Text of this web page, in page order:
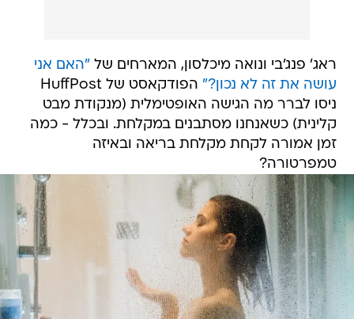
ראג' פנג'בי ונואה מיכלסון, המארחים של "האם אני
עושה את זה לא נכון?"
הפודקאסט של HuffPost
ניסו לברר מה הגישה האופטימלית (מנקודת מבט
קלינית) כשאנחנו מסתבנים במקלחת. ובכלל - כמה
זמן אמורה לקחת מקלחת בריאה ובאיזה
טמפרטורה?